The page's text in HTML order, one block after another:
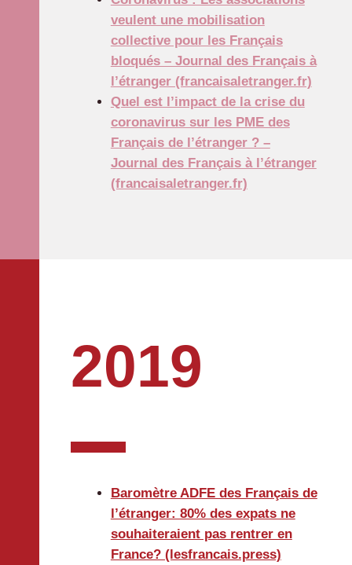
veulent une mobilisation
collective pour les Français
bloqués – Journal des Français à
l’étranger (francaisaletranger.fr)
Quel est l’impact de la crise du
coronavirus sur les PME des
Français de l’étranger ? –
Journal des Français à l’étranger
(francaisaletranger.fr)
2019
Baromètre ADFE des Français de
l’étranger: 80% des expats ne
souhaiteraient pas rentrer en
France? (lesfrancais.press)